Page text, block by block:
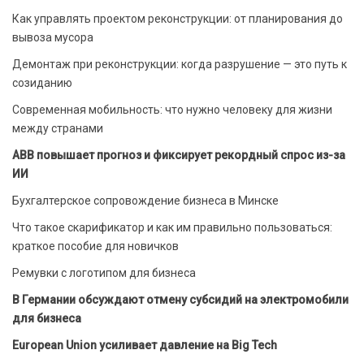
Как управлять проектом реконструкции: от планирования до
вывоза мусора
Демонтаж при реконструкции: когда разрушение — это путь к
созиданию
Современная мобильность: что нужно человеку для жизни
между странами
ABB повышает прогноз и фиксирует рекордный спрос из-за
ИИ
Бухгалтерское сопровождение бизнеса в Минске
Что такое скарификатор и как им правильно пользоваться:
краткое пособие для новичков
Ремувки с логотипом для бизнеса
В Германии обсуждают отмену субсидий на электромобили
для бизнеса
European Union усиливает давление на Big Tech